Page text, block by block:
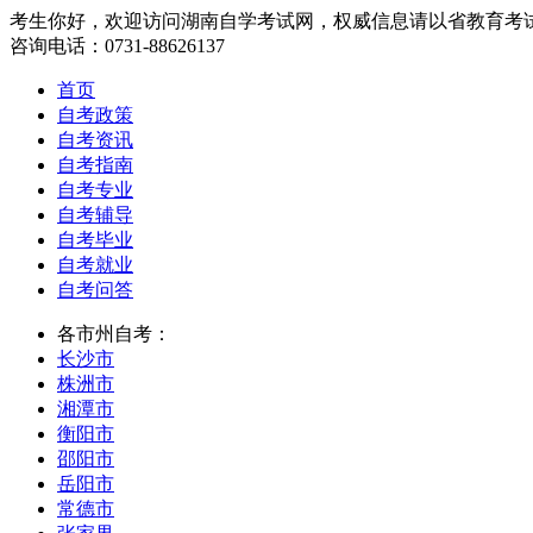
考生你好，欢迎访问湖南自学考试网，权威信息请以省教育考
咨询电话：0731-88626137
首页
自考政策
自考资讯
自考指南
自考专业
自考辅导
自考毕业
自考就业
自考问答
各市州自考：
长沙市
株洲市
湘潭市
衡阳市
邵阳市
岳阳市
常德市